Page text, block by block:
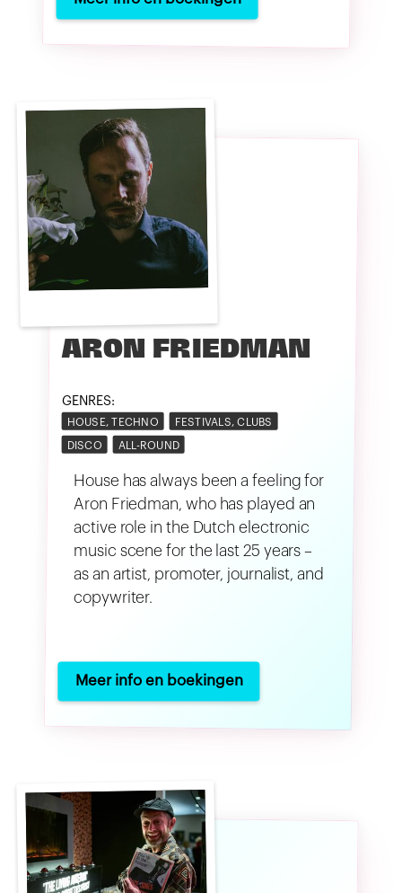
ARON FRIEDMAN
GENRES:
HOUSE, TECHNO FESTIVALS, CLUBS
DISCO ALL-ROUND
House has always been a feeling for
Aron Friedman, who has played an
active role in the Dutch electronic
music scene for the last 25 years –
as an artist, promoter, journalist, and
copywriter.
Meer info en boekingen